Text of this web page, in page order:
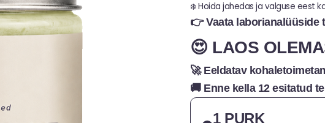
❄️ Hoida jahedas ja valguse eest
👉 Vaata laborianalüüside
😍 LAOS
🚀 Eeldatav
🚚 Enne kella 12 esitatud
1 PURK